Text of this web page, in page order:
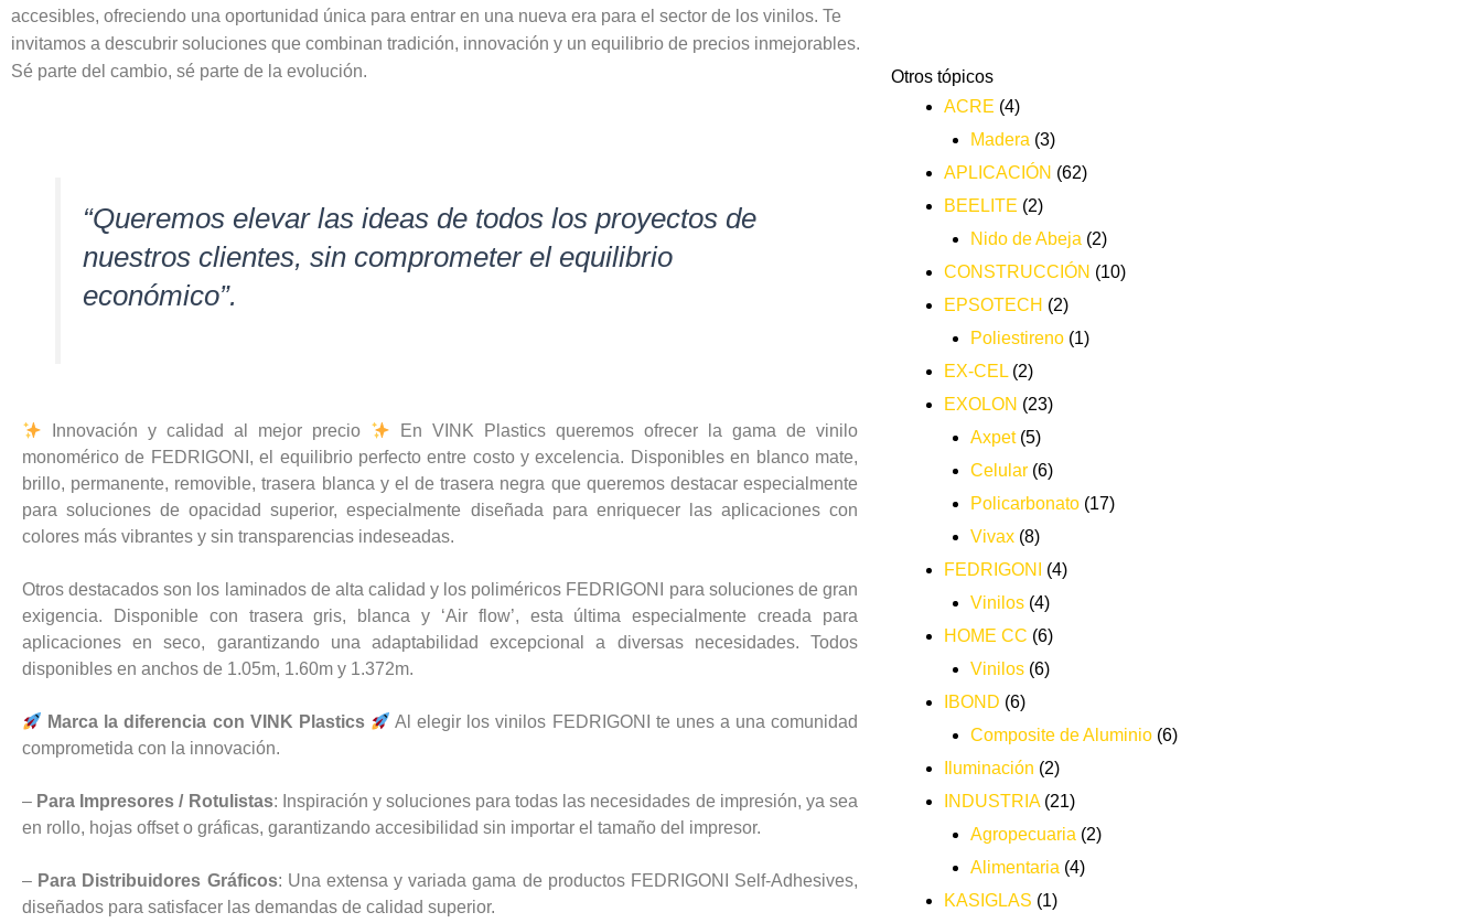
accesibles, ofreciendo una oportunidad única para entrar en una nueva era para el sector de los vinilos. Te
invitamos a descubrir soluciones que combinan tradición, innovación y un equilibrio de precios inmejorables.
Sé parte del cambio, sé parte de la evolución.
“Queremos elevar las ideas de todos los proyectos de
nuestros clientes, sin comprometer el equilibrio
económico”.
Innovación y calidad al mejor precio
En VINK Plastics queremos ofrecer la gama de vinilo
monomérico de FEDRIGONI, el equilibrio perfecto entre costo y excelencia. Disponibles en blanco mate,
brillo, permanente, removible, trasera blanca y el de trasera negra que queremos destacar especialmente
para soluciones de opacidad superior, especialmente diseñada para enriquecer las aplicaciones con
colores más vibrantes y sin transparencias indeseadas.
Otros destacados son los laminados de alta calidad y los poliméricos FEDRIGONI para soluciones de gran
exigencia. Disponible con trasera gris, blanca y ‘Air flow’, esta última especialmente creada para
aplicaciones en seco, garantizando una adaptabilidad excepcional a diversas necesidades. Todos
disponibles en anchos de 1.05m, 1.60m y 1.372m.
Marca la diferencia con VINK Plastics
Al elegir los vinilos FEDRIGONI te unes a una comunidad
comprometida con la innovación.
– Para Impresores / Rotulistas: Inspiración y soluciones para todas las necesidades de impresión, ya sea
en rollo, hojas offset o gráficas, garantizando accesibilidad sin importar el tamaño del impresor.
– Para Distribuidores Gráficos: Una extensa y variada gama de productos FEDRIGONI Self-Adhesives,
diseñados para satisfacer las demandas de calidad superior.
Otros tópicos
ACRE (4)
Madera (3)
APLICACIÓN (62)
BEELITE (2)
Nido de Abeja (2)
CONSTRUCCIÓN (10)
EPSOTECH (2)
Poliestireno (1)
EX-CEL (2)
EXOLON (23)
Axpet(5)
Celular (6)
Policarbonato (17)
Vivax (8)
FEDRIGONI
(4)
Vinilos (4)
HOME CC (6)
Vinilos (6)
IBOND (6)
Composite de Aluminio (6)
Iluminación (2)
INDUSTRIA(21)
Agropecuaria (2)
Alimentaria (4)
KASIGLAS (1)